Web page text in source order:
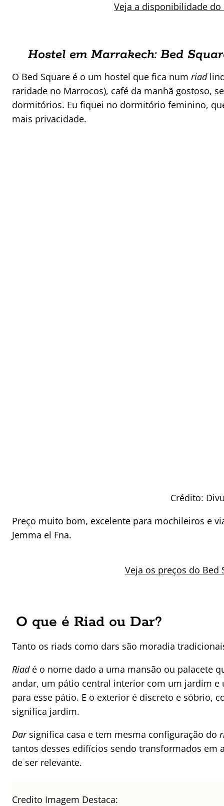
Veja a disponibilidade do
Hostel em Marrakech: Bed
O Bed Square é o um hostel que fica num riad
raridade no Marrocos), café da manhã gostoso,
dormitórios. Eu fiquei no dormitório feminino,
mais privacidade.
Crédito:
Preço muito bom, excelente para mochileiros e
Jemma el Fna.
Veja os preços do Bed
O que é Riad ou Dar?
Tanto os riads como dars são moradia
Riadé o nome dado a uma mansão ou palacete
andar, um pátio central interior com um jardim
para esse pátio. E o exterior é discreto e sóbrio,
significa jardim.
Darsignifica casa e tem mesma configuração do
tantos desses edifícios sendo transformados em
de ser relevante.
Credito Imagem Destaca: